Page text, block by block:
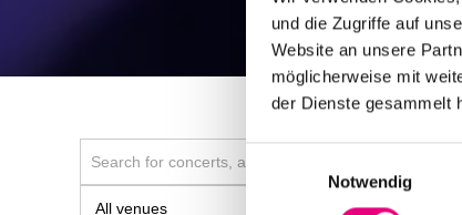
und die Zugriffe auf
Website an unsere
möglicherweise mit
der Dienste gesammelt
Notwendig